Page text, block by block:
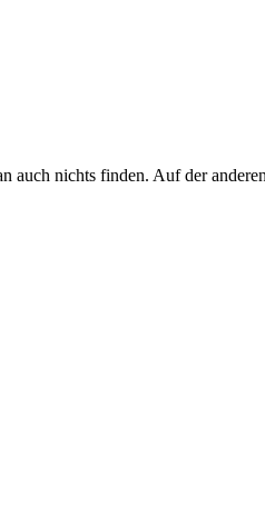
nichts finden. Auf der